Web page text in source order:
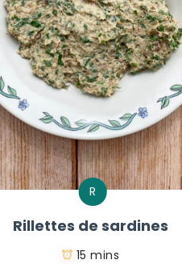
R
Rillettes de sardines
15 mins